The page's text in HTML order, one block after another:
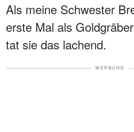
Als meine Schwester
erste Mal als
tat sie das lachend.
WERBUNG